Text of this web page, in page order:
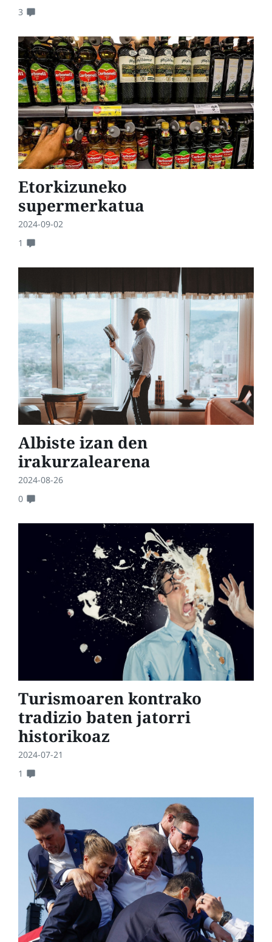
3
Etorkizuneko
supermerkatua
2024-09-02
1
Albiste izan den
irakurzalearena
2024-08-26
0
Turismoaren kontrako
tradizio baten jatorri
historikoaz
2024-07-21
1